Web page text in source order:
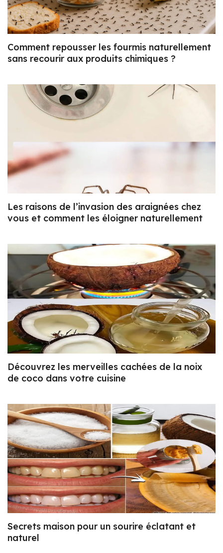
Comment repousser les fourmis naturellement
sans recourir aux produits chimiques ?
Les raisons de l’invasion des araignées chez
vous et comment les éloigner naturellement
Découvrez les merveilles cachées de la noix
de coco dans votre cuisine
Secrets maison pour un sourire éclatant et
naturel